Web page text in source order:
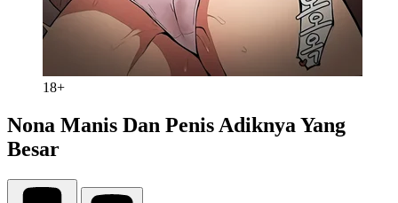
18+
Nona Manis Dan Penis Adiknya Yang
Besar